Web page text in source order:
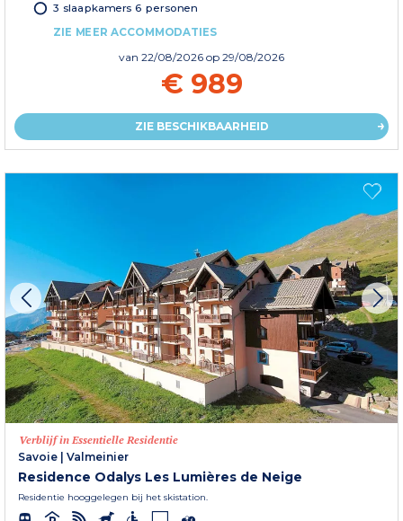
3 slaapkamers 6 personen
ZIE MEER ACCOMMODATIES
van 22/08/2026 op 29/08/2026
€ 989
ZIE BESCHIKBAARHEID
Verblijf in Essentielle Residentie
Savoie | Valmeinier
Residence Odalys Les Lumières de Neige
Residentie hooggelegen bij het skistation.